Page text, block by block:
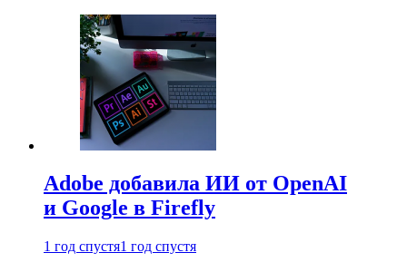
Adobe добавила ИИ от OpenAI
и Google в Firefly
1 год спустя1 год спустя